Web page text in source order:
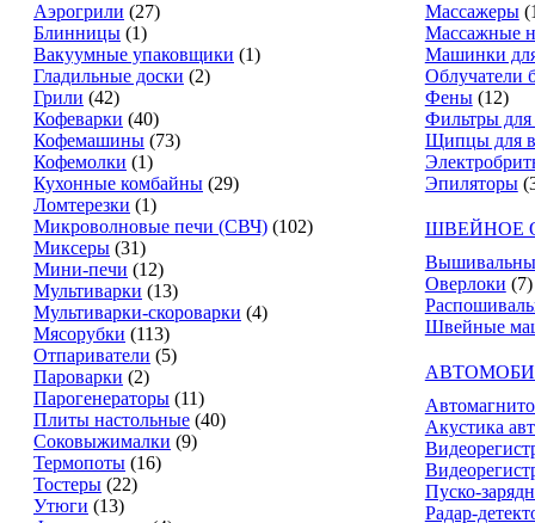
Аэрогрили (27)
Блинницы (1)
Вакуумные упаковщики (1)
Гладильные доски (2)
Грили (42)
Кофеварки (40)
Кофемашины (73)
Кофемолки (1)
Кухонные комбайны (29)
Ломтерезки (1)
Микроволновые печи (СВЧ) (102)
Миксеры (31)
Мини-печи (12)
Мультиварки (13)
Мультиварки-скороварки (4)
Мясорубки (113)
Отпариватели (5)
Пароварки (2)
Парогенераторы (11)
Плиты настольные (40)
Соковыжималки (9)
Термопоты (16)
Тостеры (22)
Утюги (13)
Массажеры
Массажные
Машинки
Облучатели
Фены (12)
Фильтры
Щипцы для
Эпиляторы
ШВЕЙНОЕ
Оверлоки (7)
Швейные
Акустика
Пуско-
Радар-